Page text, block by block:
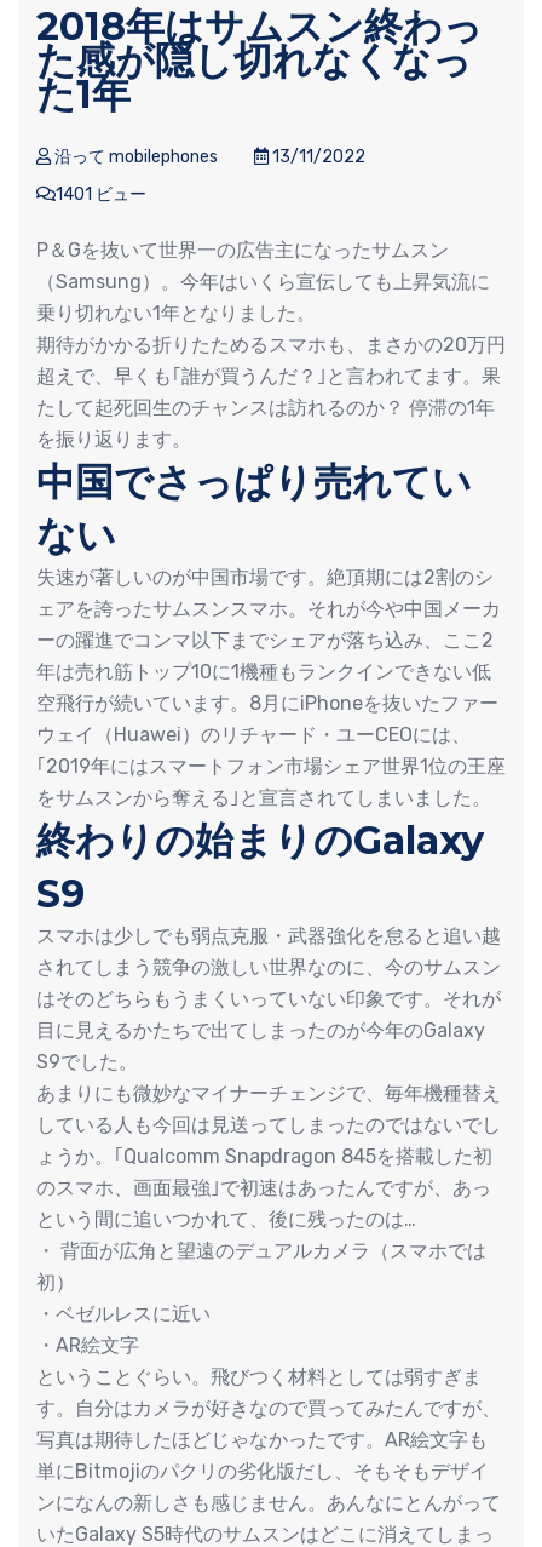
2018年はサムスン終わっ
た感が隠し切れなくなっ
た1年
沿って mobilephones
13/11/2022
1401 ビュー
P＆Gを抜いて世界一の広告主になったサムスン
（Samsung）。今年はいくら宣伝しても上昇気流に
乗り切れない1年となりました。
期待がかかる折りたためるスマホも、まさかの20万円
超えで、早くも｢誰が買うんだ？｣と言われてます。果
たして起死回生のチャンスは訪れるのか？ 停滞の1年
を振り返ります。
中国でさっぱり売れてい
ない
失速が著しいのが中国市場です。絶頂期には2割のシ
ェアを誇ったサムスンスマホ。それが今や中国メーカ
ーの躍進でコンマ以下までシェアが落ち込み、ここ2
年は売れ筋トップ10に1機種もランクインできない低
空飛行が続いています。8月にiPhoneを抜いたファー
ウェイ（Huawei）のリチャード・ユーCEOには、
｢2019年にはスマートフォン市場シェア世界1位の王座
をサムスンから奪える｣と宣言されてしまいました。
終わりの始まりのGalaxy
S9
スマホは少しでも弱点克服・武器強化を怠ると追い越
されてしまう競争の激しい世界なのに、今のサムスン
はそのどちらもうまくいっていない印象です。それが
目に見えるかたちで出てしまったのが今年のGalaxy
S9でした。
あまりにも微妙なマイナーチェンジで、毎年機種替え
している人も今回は見送ってしまったのではないでし
ょうか。｢Qualcomm Snapdragon 845を搭載した初
のスマホ、画面最強｣で初速はあったんですが、あっ
という間に追いつかれて、後に残ったのは…
・ 背面が広角と望遠のデュアルカメラ（スマホでは
初）
・ベゼルレスに近い
・AR絵文字
ということぐらい。飛びつく材料としては弱すぎま
す。自分はカメラが好きなので買ってみたんですが、
写真は期待したほどじゃなかったです。AR絵文字も
単にBitmojiのパクリの劣化版だし、そもそもデザイ
ンになんの新しさも感じません。あんなにとんがって
いたGalaxy S5時代のサムスンはどこに消えてしまっ